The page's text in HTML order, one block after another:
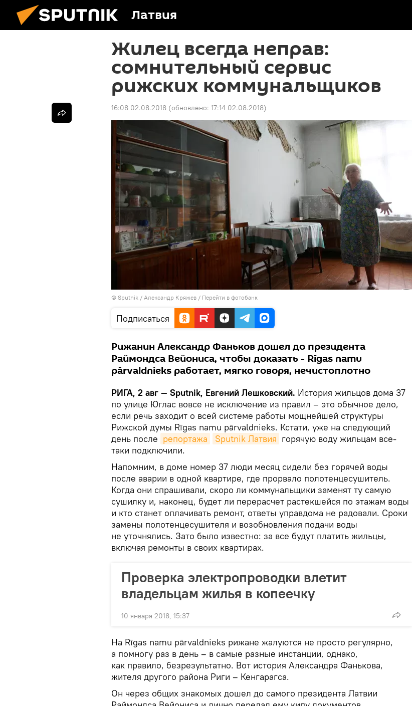
Латвия
Жилец всегда неправ:
сомнительный сервис
рижских коммунальщиков
16:08 02.08.2018 (обновлено: 17:14 02.08.2018)
© Sputnik / Александр Кряжев / Перейти в фотобанк
Подписаться
Рижанин Александр Фаньков дошел до президента
Раймондса Вейониса, чтобы доказать - Rīgas namu
pārvaldnieks работает, мягко говоря, нечистоплотно
РИГА, 2 авг — Sputnik, Евгений Лешковский. История жильцов дома 37
по улице Юглас вовсе не исключение из правил – это обычное дело,
если речь заходит о всей системе работы мощнейшей структуры
Рижской думы Rīgas namu pārvaldnieks. Кстати, уже на следующий
день после репортажа Sputnik Латвия горячую воду жильцам все-
таки подключили.
Напомним, в доме номер 37 люди месяц сидели без горячей воды
после аварии в одной квартире, где прорвало полотенцесушитель.
Когда они спрашивали, скоро ли коммунальщики заменят ту самую
сушилку и, наконец, будет ли перерасчет растекшейся по этажам воды
и кто станет оплачивать ремонт, ответы управдома не радовали. Сроки
замены полотенцесушителя и возобновления подачи воды
не уточнялись. Зато было известно: за все будут платить жильцы,
включая ремонты в своих квартирах.
Проверка электропроводки влетит
владельцам жилья в копеечку
10 января 2018, 15:37
На Rīgas namu pārvaldnieks рижане жалуются не просто регулярно,
а помногу раз в день – в самые разные инстанции, однако,
как правило, безрезультатно. Вот история Александра Фанькова,
жителя другого района Риги – Кенгарагса.
Он через общих знакомых дошел до самого президента Латвии